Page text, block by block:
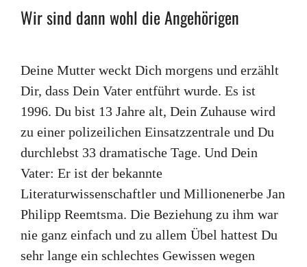
Wir sind dann wohl die Angehörigen
Deine Mutter weckt Dich morgens und erzählt
Dir, dass Dein Vater entführt wurde. Es ist
1996. Du bist 13 Jahre alt, Dein Zuhause wird
zu einer polizeilichen Einsatzzentrale und Du
durchlebst 33 dramatische Tage. Und Dein
Vater: Er ist der bekannte
Literaturwissenschaftler und Millionenerbe Jan
Philipp Reemtsma. Die Beziehung zu ihm war
nie ganz einfach und zu allem Übel hattest Du
sehr lange ein schlechtes Gewissen wegen